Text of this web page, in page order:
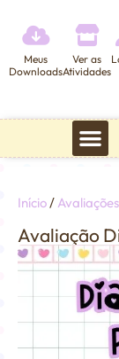
Meus
Downloads
Ver as
Atividades
Início / Avaliações
Avaliação